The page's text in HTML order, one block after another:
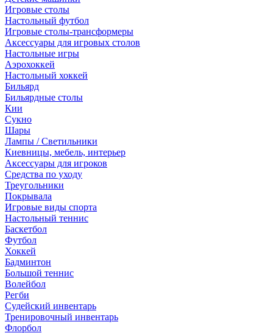
Игровые столы
Настольный футбол
Игровые столы-трансформеры
Аксессуары для игровых столов
Настольные игры
Аэрохоккей
Настольный хоккей
Бильярд
Бильярдные столы
Кии
Сукно
Шары
Лампы / Светильники
Киевницы, мебель, интерьер
Аксессуары для игроков
Средства по уходу
Треугольники
Покрывала
Игровые виды спорта
Настольный теннис
Баскетбол
Футбол
Хоккей
Бадминтон
Большой теннис
Волейбол
Регби
Судейский инвентарь
Тренировочный инвентарь
Флорбол